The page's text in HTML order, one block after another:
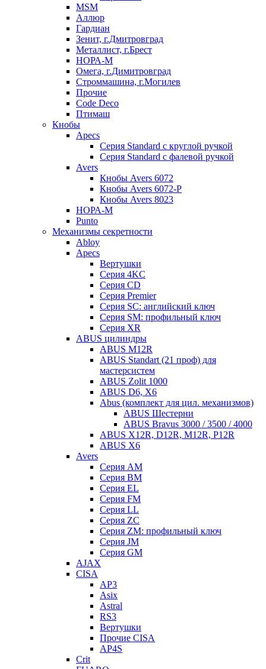
MSM
Аллюр
Гардиан
Зенит, г.Дмитровград
Металлист, г.Брест
НОРА-М
Омега, г.Димитровград
Строммашина, г.Могилев
Прочие
Code Deco
Птимаш
Кнобы
Apecs
Серия Standard с круглой ручкой
Серия Standard с фалевой ручкой
Avers
Кнобы Avers 6072
Кнобы Avers 6072-P
Кнобы Avers 8023
НОРА-М
Punto
Механизмы секретности
Abloy
Apecs
Вертушки
Серия 4KC
Серия CD
Серия Premier
Серия SC: английский ключ
Серия SM: профильный ключ
Серия XR
ABUS цилиндры
ABUS M12R
ABUS Standart (21 проф) для
мастерсистем
ABUS Zolit 1000
ABUS D6, X6
Abus (комплект для цил. механизмов)
ABUS Шестерни
ABUS Bravus 3000 / 3500 / 4000
ABUS X12R, D12R, M12R, P12R
ABUS X6
Avers
Серия AM
Серия BM
Серия EL
Серия FM
Серия LL
Серия ZC
Серия ZM: профильный ключ
Серия JM
Серия GM
AJAX
CISA
AP3
Asix
Astral
RS3
Вертушки
Прочие CISA
AP4S
Crit